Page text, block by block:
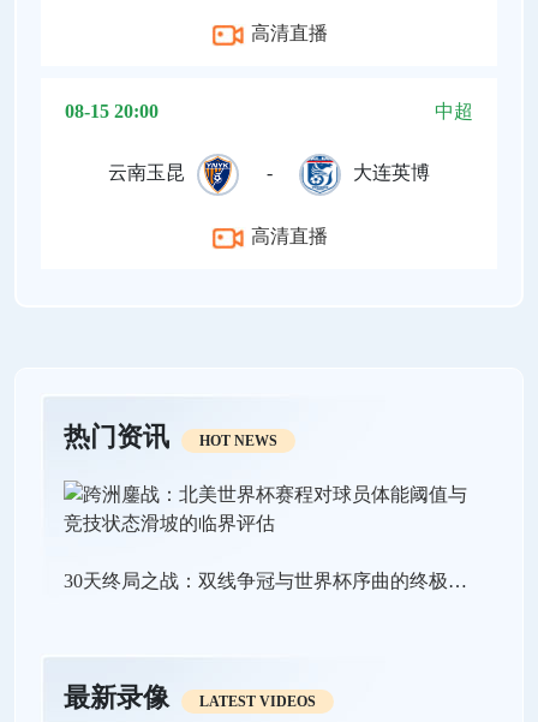
高清直播
08-15 20:00 中超
云南玉昆 - 大连英博
高清直播
热门资讯 HOT NEWS
30天终局之战：双线争冠与世界杯序曲的终极狂飙
最新录像 LATEST VIDEOS